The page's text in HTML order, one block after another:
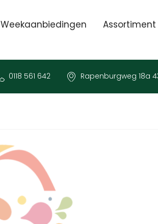
Weekaanbiedingen Assortiment
0118 561 642 Rapenburgweg 18a